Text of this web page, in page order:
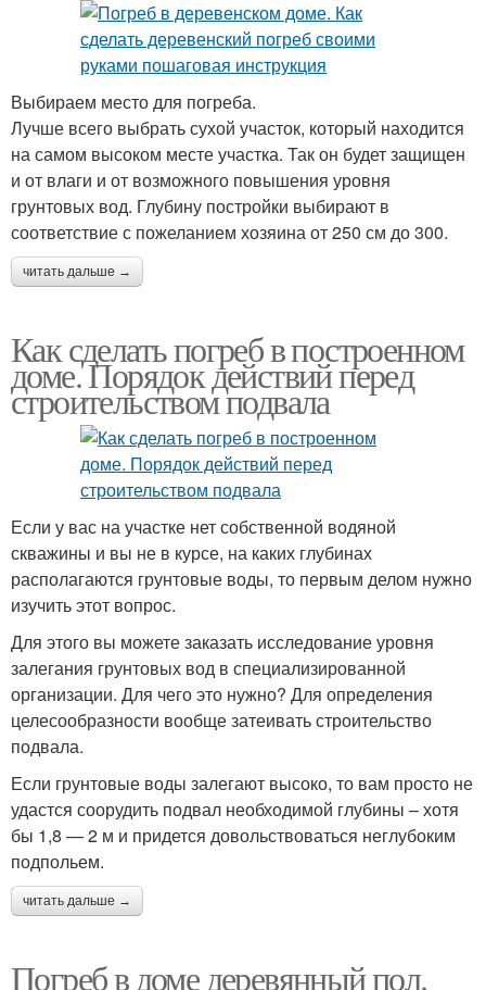
Выбираем место для погреба.
Лучше всего выбрать сухой участок, который находится
на самом высоком месте участка. Так он будет защищен
и от влаги и от возможного повышения уровня
грунтовых вод. Глубину постройки выбирают в
соответствие с пожеланием хозяина от 250 см до 300.
читать дальше →
Как сделать погреб в построенном
доме. Порядок действий перед
строительством подвала
Если у вас на участке нет собственной водяной
скважины и вы не в курсе, на каких глубинах
располагаются грунтовые воды, то первым делом нужно
изучить этот вопрос.
Для этого вы можете заказать исследование уровня
залегания грунтовых вод в специализированной
организации. Для чего это нужно? Для определения
целесообразности вообще затеивать строительство
подвала.
Если грунтовые воды залегают высоко, то вам просто не
удастся соорудить подвал необходимой глубины – хотя
бы 1,8 — 2 м и придется довольствоваться неглубоким
подпольем.
читать дальше →
Погреб в доме деревянный пол.